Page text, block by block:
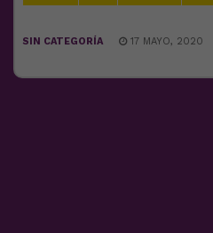
SIN CATEGORÍA 17 MAYO, 2020